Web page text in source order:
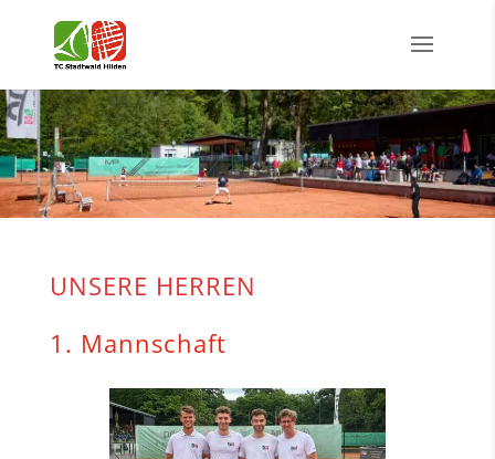
UNSERE HERREN
1. Mannschaft